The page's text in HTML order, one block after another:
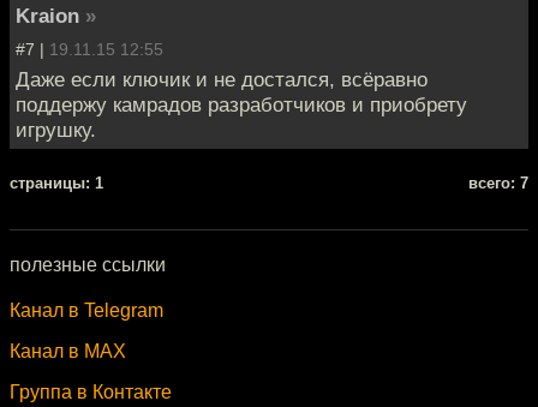
Kraion »
#7 | 19.11.15 12:55
Даже если ключик и не достался, всёравно
поддержу камрадов разработчиков и приобрету
игрушку.
cтраницы: 1 всего: 7
полезные ссылки
Канал в Telegram
Канал в MAX
Группа в Контакте